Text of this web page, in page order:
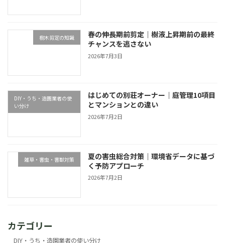
樹木剪定の知識
春の伸長期前剪定｜樹液上昇期前の最終
チャンスを逃さない
2026年7月3日
DIY・うち・造園業者の使
い分け
はじめての別荘オーナー｜庭管理10項目
とマンションとの違い
2026年7月2日
雑草・害虫・害獣対策
夏の害虫総合対策｜環境省データに基づ
く予防アプローチ
2026年7月2日
カテゴリー
DIY・うち・造園業者の使い分け